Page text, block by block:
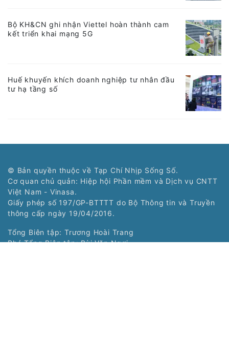
Bộ KH&CN ghi nhận Viettel hoàn thành cam
kết triển khai mạng 5G
Huế khuyến khích doanh nghiệp tư nhân đầu
tư hạ tầng số
© Bản quyền thuộc về Tạp Chí Nhịp Sống Số.
Cơ quan chủ quản: Hiệp hội Phần mềm và Dịch vụ CNTT
Việt Nam - Vinasa.
Giấy phép số 197/GP-BTTTT do Bộ Thông tin và Truyền
thông cấp ngày 19/04/2016.
Tổng Biên tập: Trương Hoài Trang
Phó Tổng Biên tập: Bùi Văn Ngợi